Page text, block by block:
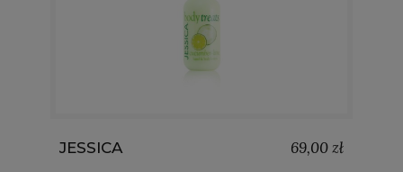
JESSICA 69,00 zł